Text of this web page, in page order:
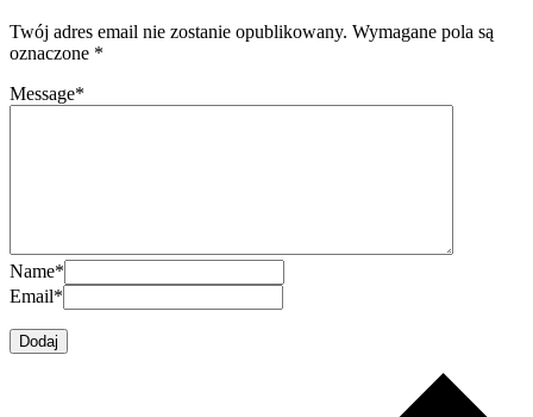
Twój adres email nie zostanie opublikowany. Wymagane pola są
oznaczone *
Message*
Name*
Email*